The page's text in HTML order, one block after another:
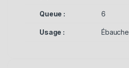
Queue : 6
Usage : Ébauche